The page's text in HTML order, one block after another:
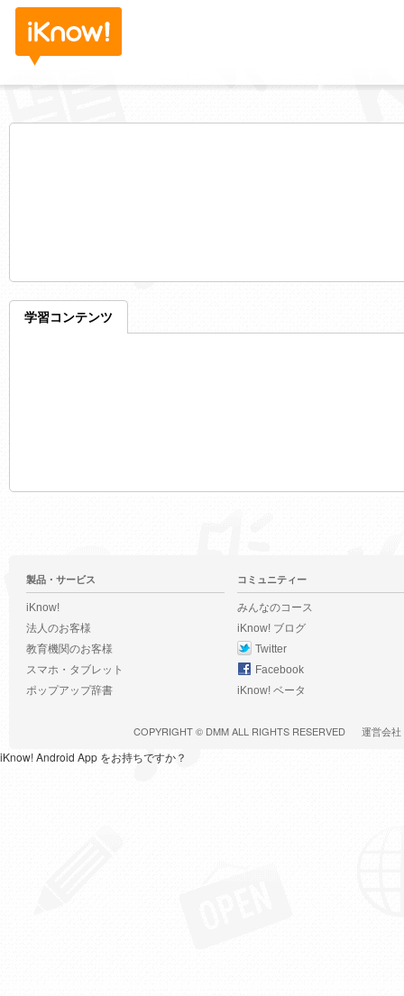
学習コンテンツ
製品・サービス
iKnow!
法人のお客様
教育機関のお客様
スマホ・タブレット
ポップアップ辞書
コミュニティー
みんなのコース
iKnow! ブログ
Twitter
Facebook
iKnow! ベータ
COPYRIGHT © DMMALL RIGHTS RESERVED 運営会社
iKnow! Android App をお持ちですか？